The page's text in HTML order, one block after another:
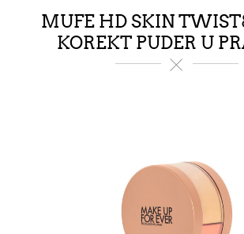
MUFE HD SKIN
KOREKT PUDER U